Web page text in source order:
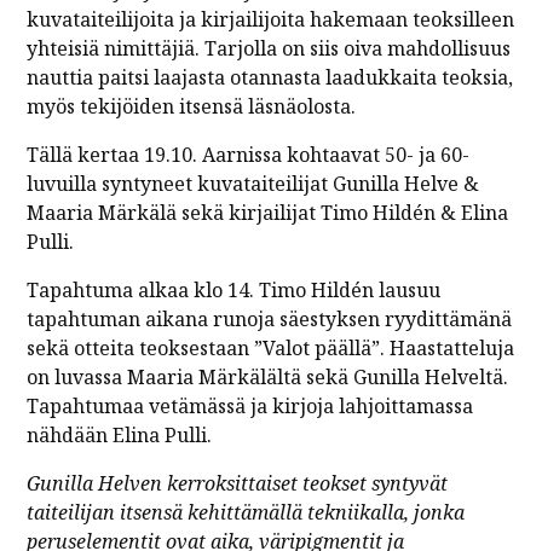
kuvataiteilijoita ja kirjailijoita hakemaan teoksilleen
yhteisiä nimittäjiä. Tarjolla on siis oiva mahdollisuus
nauttia paitsi laajasta otannasta laadukkaita teoksia,
myös tekijöiden itsensä läsnäolosta.
Tällä kertaa 19.10. Aarnissa kohtaavat 50- ja 60-
luvuilla syntyneet kuvataiteilijat Gunilla Helve &
Maaria Märkälä sekä kirjailijat Timo Hildén & Elina
Pulli.
Tapahtuma alkaa klo 14. Timo Hildén lausuu
tapahtuman aikana runoja säestyksen ryydittämänä
sekä otteita teoksestaan ”Valot päällä”. Haastatteluja
on luvassa Maaria Märkälältä sekä Gunilla Helveltä.
Tapahtumaa vetämässä ja kirjoja lahjoittamassa
nähdään Elina Pulli.
Gunilla Helven kerroksittaiset teokset syntyvät
taiteilijan itsensä kehittämällä tekniikalla, jonka
peruselementit ovat aika, väripigmentit ja